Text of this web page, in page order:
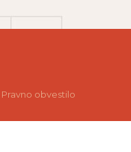
Pravno obvestilo